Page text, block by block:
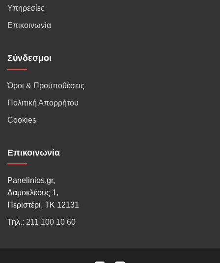
Υπηρεσίες
Επικοινωνία
Σύνδεσμοι
Όροι & Προϋποθέσεις
Πολιτική Απορρήτου
Cookies
Επικοινωνία
Panelinios.gr,
Δαμοκλέους 1,
Περιστέρι, ΤΚ 12131
Τηλ.: 211 100 10 60